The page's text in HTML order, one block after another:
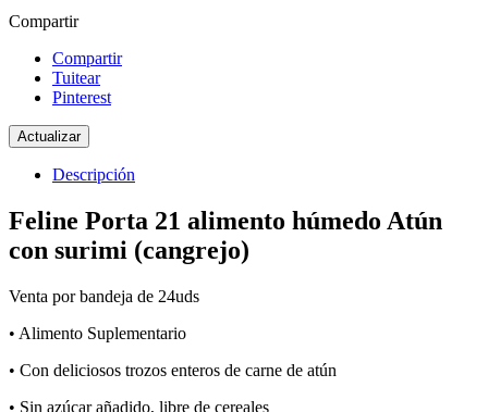
Compartir
Compartir
Tuitear
Pinterest
Descripción
Feline Porta 21 alimento húmedo Atún
con surimi (cangrejo)
Venta por bandeja de 24uds
• Alimento Suplementario
• Con deliciosos trozos enteros de carne de atún
• Sin azúcar añadido, libre de cereales